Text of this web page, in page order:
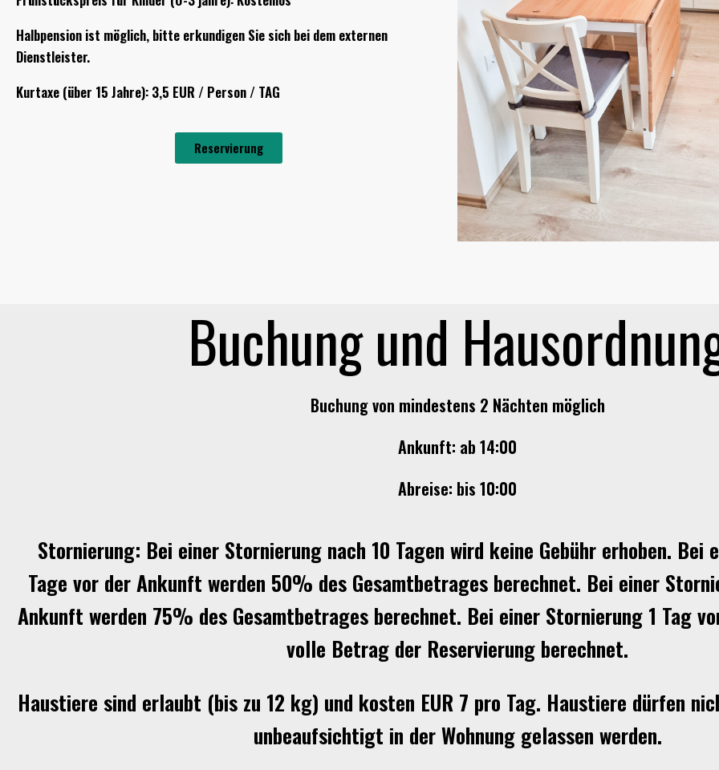
Halbpension ist möglich, bitte erkundigen Sie sich bei dem externen
Dienstleister.
Kurtaxe (über 15 Jahre): 3,5 EUR / Person / TAG
Reservierung
Buchung und
Buchung von mindestens 2 Nächten möglich
Ankunft: ab 14:00
Abreise: bis 10:00
Stornierung: Bei einer Stornierung nach 10 Tagen wird keine Gebühr erhoben. Bei
Tage vor der Ankunft werden 50% des Gesamtbetrages berechnet. Bei einer
Ankunft werden 75% des Gesamtbetrages berechnet. Bei einer Stornierung 1 Tag
volle Betrag der Reservierung berechnet.
Haustiere sind erlaubt (bis zu 12 kg) und kosten EUR 7 pro Tag. Haustiere dürfen
unbeaufsichtigt in der Wohnung gelassen werden.